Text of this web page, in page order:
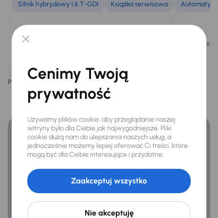
Infotainment
Bluetooth
System sterowania głosem
Virtual cockpit
Bezpieczeństwo
Asystent podjazdu
Silnik hybrydowy 1.6 T-GDI Książka serwisowa
Pojazd wyposażony jest w efektywny silnik
Pojazd
Podoba ci się ten opis? Nie
Finansowanie
Cenimy Twoją
prywatność
Używamy plików cookie, aby przeglądanie naszej
witryny było dla Ciebie jak najwygodniejsze. Pliki
cookie służą nam do ulepszania naszych usług, a
jednocześnie możemy lepiej oferować Ci treści, które
mogą być dla Ciebie interesujące i przydatne.
Nie akceptuję
Zaakceptuj wszystko